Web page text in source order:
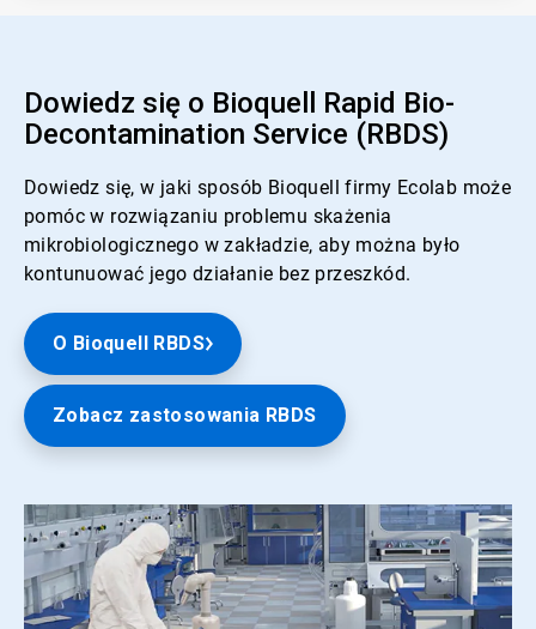
Dowiedz się o Bioquell Rapid Bio-
Decontamination Service (RBDS)
Dowiedz się, w jaki sposób Bioquell firmy Ecolab może
pomóc w rozwiązaniu problemu skażenia
mikrobiologicznego w zakładzie, aby można było
kontunuować jego działanie bez przeszkód.
O Bioquell RBDS
Zobacz zastosowania RBDS